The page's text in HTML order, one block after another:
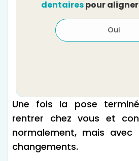
dentairespour aligner
Oui
Une fois la pose
rentrer chez vous et
normalement, mais avec
changements.